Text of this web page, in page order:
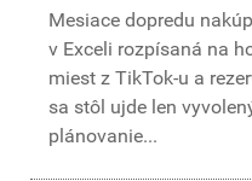
Mesiace dopredu
v Exceli rozpísaná na
miest z TikTok-u a
sa stôl ujde len
plánovanie...